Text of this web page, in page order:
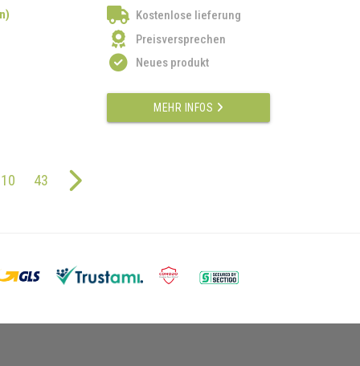
Kostenlose lieferung
Preisversprechen
Neues produkt
MEHR INFOS
10 43